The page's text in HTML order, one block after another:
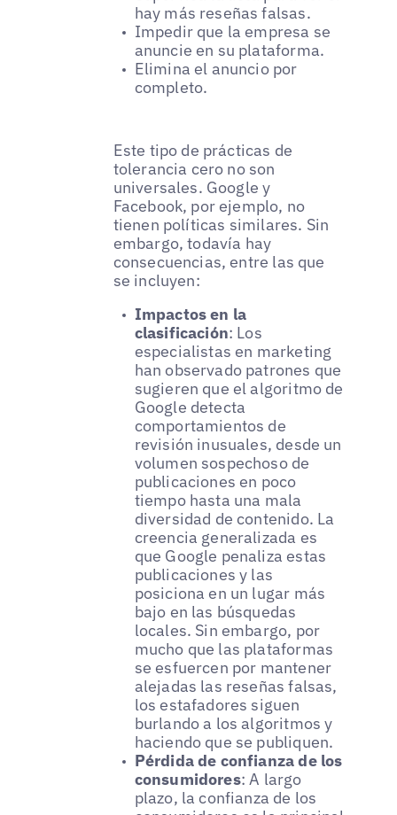
hay más reseñas falsas.
Impedir que la empresa se
anuncie en su plataforma.
Elimina el anuncio por
completo.
Este tipo de prácticas de
tolerancia cero no son
universales. Google y
Facebook, por ejemplo, no
tienen políticas similares. Sin
embargo, todavía hay
consecuencias, entre las que
se incluyen:
Impactos en la
clasificación: Los
especialistas en marketing
han observado patrones que
sugieren que el algoritmo de
Google detecta
comportamientos de
revisión inusuales, desde un
volumen sospechoso de
publicaciones en poco
tiempo hasta una mala
diversidad de contenido. La
creencia generalizada es
que Google penaliza estas
publicaciones y las
posiciona en un lugar más
bajo en las búsquedas
locales. Sin embargo, por
mucho que las plataformas
se esfuercen por mantener
alejadas las reseñas falsas,
los estafadores siguen
burlando a los algoritmos y
haciendo que se publiquen.
Pérdida de confianza de los
consumidores: A largo
plazo, la confianza de los